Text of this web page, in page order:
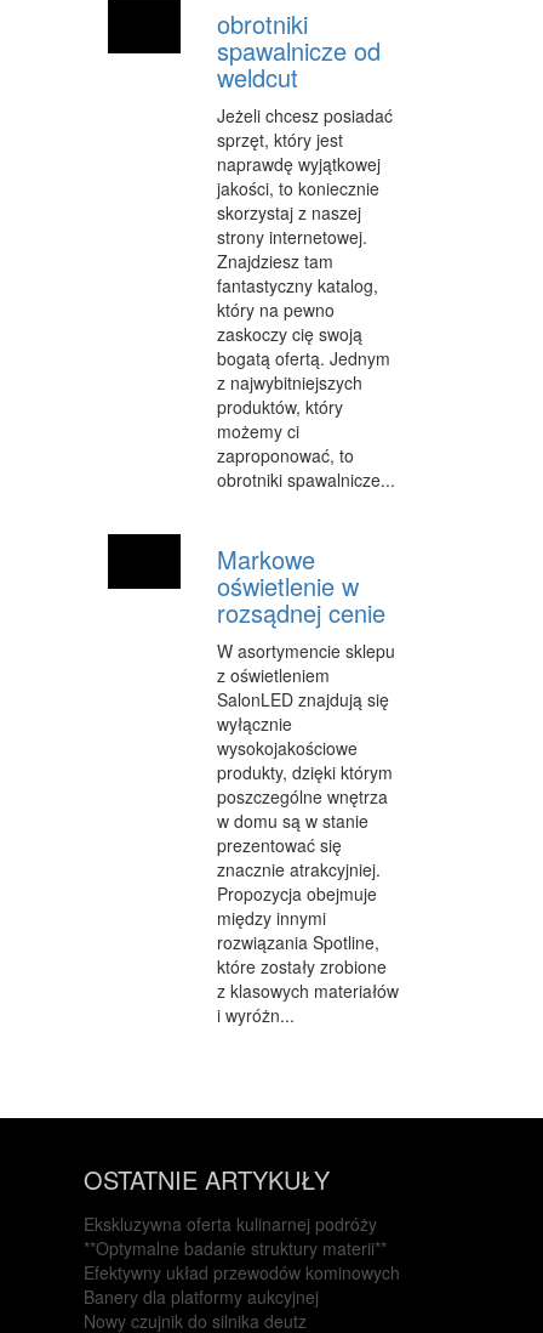
obrotniki
spawalnicze od
weldcut
Jeżeli chcesz posiadać
sprzęt, który jest
naprawdę wyjątkowej
jakości, to koniecznie
skorzystaj z naszej
strony internetowej.
Znajdziesz tam
fantastyczny katalog,
który na pewno
zaskoczy cię swoją
bogatą ofertą. Jednym
z najwybitniejszych
produktów, który
możemy ci
zaproponować, to
obrotniki spawalnicze...
Markowe
oświetlenie w
rozsądnej cenie
W asortymencie sklepu
z oświetleniem
SalonLED znajdują się
wyłącznie
wysokojakościowe
produkty, dzięki którym
poszczególne wnętrza
w domu są w stanie
prezentować się
znacznie atrakcyjniej.
Propozycja obejmuje
między innymi
rozwiązania Spotline,
które zostały zrobione
z klasowych materiałów
i wyróżn...
OSTATNIE ARTYKUŁY
Ekskluzywna oferta kulinarnej podróży
**Optymalne badanie struktury materii**
Efektywny układ przewodów kominowych
Banery dla platformy aukcyjnej
Nowy czujnik do silnika deutz